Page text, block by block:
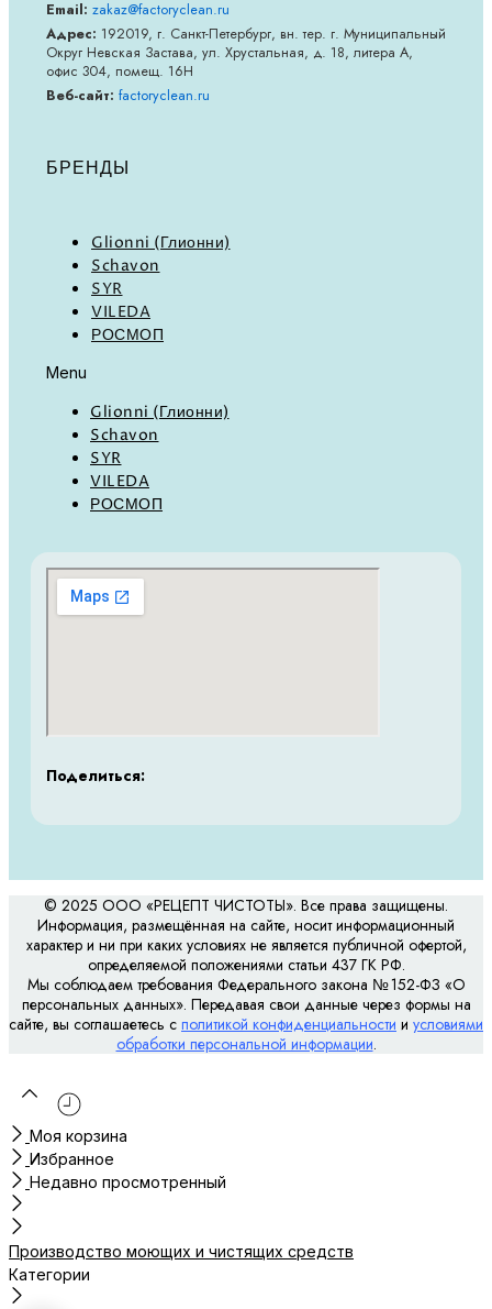
Email: zakaz@factoryclean.ru
Адрес: 192019, г. Санкт-Петербург, вн. тер. г. Муниципальный
Округ Невская Застава, ул. Хрустальная, д. 18, литера А,
офис 304, помещ. 16Н
Веб-сайт: factoryclean.ru
БРЕНДЫ
Glionni (Глионни)
Schavon
SYR
VILEDA
РОСМОП
Menu
Glionni (Глионни)
Schavon
SYR
VILEDA
РОСМОП
Поделиться:
© 2025 ООО «РЕЦЕПТ ЧИСТОТЫ». Все права защищены.
Информация, размещённая на сайте, носит информационный
характер и ни при каких условиях не является публичной офертой,
определяемой положениями статьи 437 ГК РФ.
Мы соблюдаем требования Федерального закона № 152-ФЗ «О
персональных данных». Передавая свои данные через формы на
сайте, вы соглашаетесь с политикой конфиденциальности и условиями
обработки персональной информации.
Моя корзина
Избранное
Недавно просмотренный
Производство моющих и чистящих средств
Категории